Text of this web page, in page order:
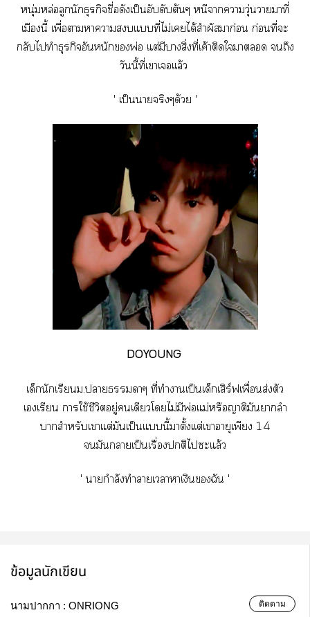
หนุ่มหล่อลูกนักธุรกิจชื่อดังเป็นอับดับต้นๆ หนีาาวุ่นวายมาที่
เมืองนี้ เพื่อาาาแที่ไม่เได้สำผัาก่อน ก่อนที่ะ
กลับไทำธุรกิจอันหนักพ่อ แต่มีาสิ่งที่เค้าติดใา ถึง
วันนี้ที่เาเเเล้ว
' เป็นาจริงๆด้วย '
DOYOUNG
เด็กนักเรียนม.าาๆ ที่ทำาเป็นเด็กเสิร์ฟเพื่อนส่งตัว
เเรียน าใช้ชีวิตอยู่เดียวโไม่มีพ่อแม่หรือญาติมันาลำ
บากสำหรับเาแต่มันเป็นแนี้าตั้งเเต่เาอายุเพียง 14
มันาเป็นเรื่องติไะแล้ว
' ากำลังทำาเาาเงินฉัน '
ข้อมูลนักเขียน
นามปากกา : ONRIONG ติดตาม